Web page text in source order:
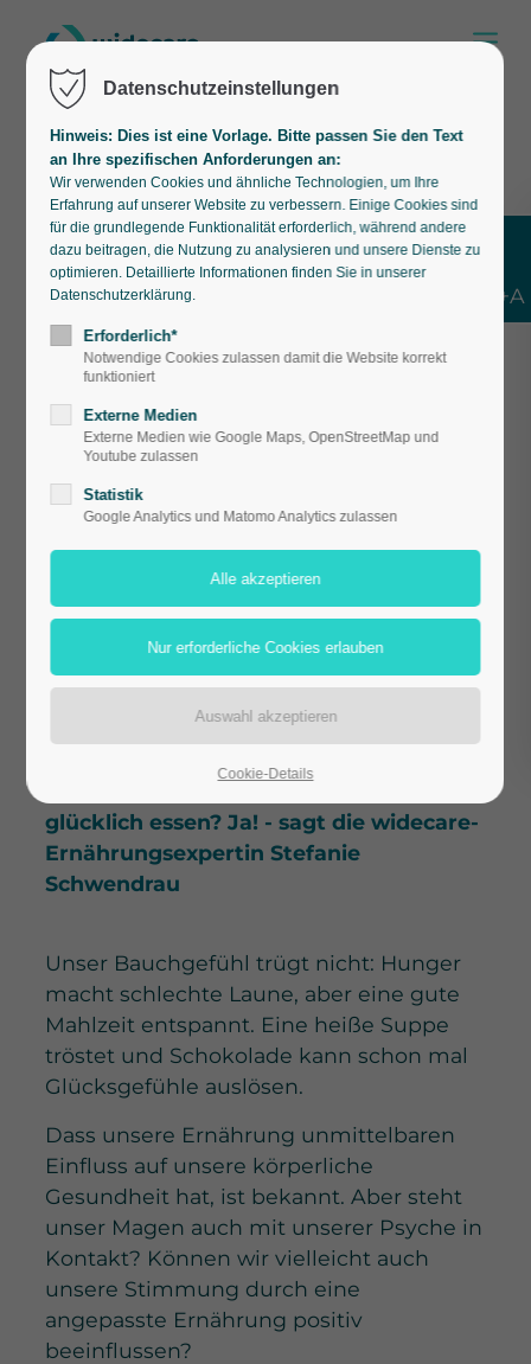
So wirken sich
Ernährungsgewohn
heiten auf die
psychische
Verfassung aus
Schokolade macht glücklich. Aber leider
glücklich essen? Ja! - sagt die widecare-
Ernährungsexpertin Stefanie
Schwendrau
Unser Bauchgefühl trügt nicht: Hunger
macht schlechte Laune, aber eine gute
Mahlzeit entspannt. Eine heiße Suppe
tröstet und Schokolade kann schon mal
Glücksgefühle auslösen.
Dass unsere Ernährung unmittelbaren
Einfluss auf unsere körperliche
Gesundheit hat, ist bekannt. Aber steht
unser Magen auch mit unserer Psyche in
Kontakt? Können wir vielleicht auch
unsere Stimmung durch eine
angepasste Ernährung positiv
beeinflussen?
Datenschutzeinstellungen
Hinweis: Dies ist eine Vorlage. Bitte passen Sie den Text
an Ihre spezifischen Anforderungen an:
Wir verwenden Cookies und ähnliche Technologien, um Ihre
Erfahrung auf unserer Website zu verbessern. Einige Cookies sind
für die grundlegende Funktionalität erforderlich, während andere
dazu beitragen, die Nutzung zu analysieren und unsere Dienste zu
optimieren. Detaillierte Informationen finden Sie in unserer
Datenschutzerklärung.
Erforderlich*
Notwendige Cookies zulassen damit die Website korrekt
funktioniert
Externe Medien
Externe Medien wie Google Maps, OpenStreetMap und
Youtube zulassen
Statistik
Google Analytics und Matomo Analytics zulassen
Cookie-Details
Shift+Alt+A